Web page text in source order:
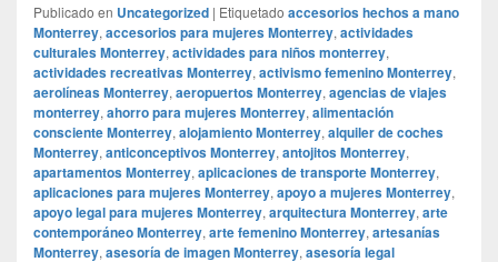
Publicado en Uncategorized | Etiquetado accesorios hechos a mano
Monterrey, accesorios para mujeres Monterrey, actividades
culturales Monterrey, actividades para niños monterrey,
actividades recreativas Monterrey, activismo femenino Monterrey,
aerolíneas Monterrey, aeropuertos Monterrey, agencias de viajes
monterrey, ahorro para mujeres Monterrey, alimentación
consciente Monterrey, alojamiento Monterrey, alquiler de coches
Monterrey, anticonceptivos Monterrey, antojitos Monterrey,
apartamentos Monterrey, aplicaciones de transporte Monterrey,
aplicaciones para mujeres Monterrey, apoyo a mujeres Monterrey,
apoyo legal para mujeres Monterrey, arquitectura Monterrey, arte
contemporáneo Monterrey, arte femenino Monterrey, artesanías
Monterrey, asesoría de imagen Monterrey, asesoría legal